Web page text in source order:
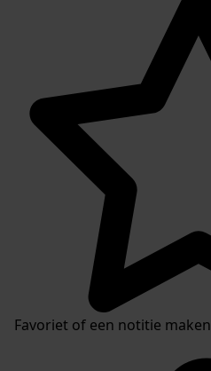
Favoriet of een notitie maken